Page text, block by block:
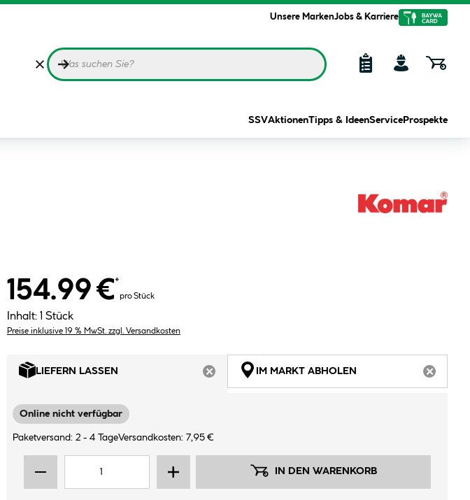
Unsere MarkenJobs & Karriere
SSVAktionenTipps & IdeenService Prospekte
154.99 €*
pro Stück
Inhalt: 1 Stück
Preise inklusive 19 % MwSt. zzgl. Versandkosten
LIEFERN LASSEN
ARTIKEL NICHT VERFÜGBAR
IM MARKT ABHOLEN
Online nicht verfügbar
Paketversand: 2 - 4 TageVersandkosten: 7,95 €
IN DEN WARENKORB